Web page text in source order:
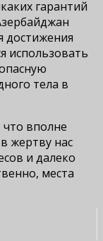
гарантий
достижения
использовать
тела в
вполне
жертву нас
и далеко
места